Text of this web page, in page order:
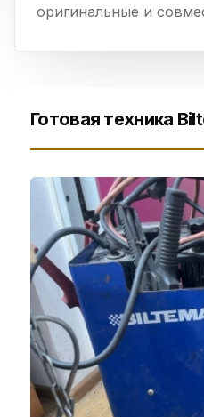
оригинальные и
Готовая техника